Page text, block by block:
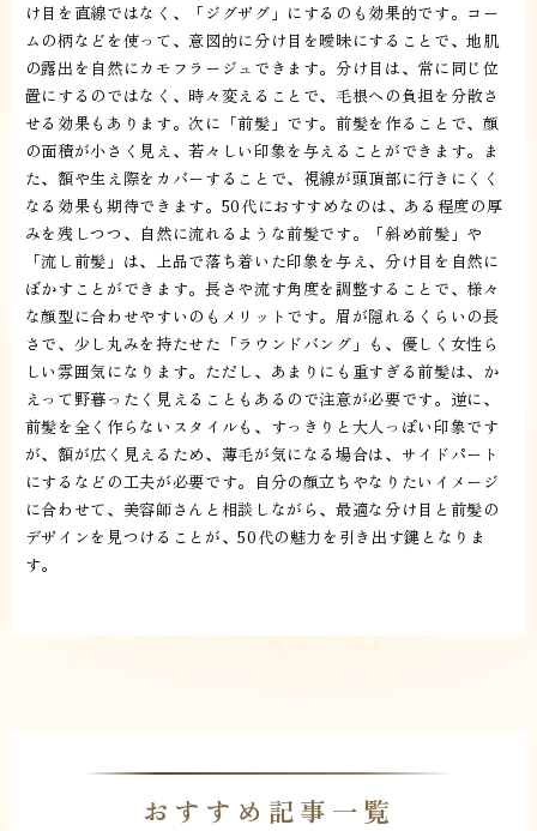
け目を直線ではなく、「ジグザグ」にするのも効果的です。コー
ムの柄などを使って、意図的に分け目を曖昧にすることで、地肌
の露出を自然にカモフラージュできます。分け目は、常に同じ位
置にするのではなく、時々変えることで、毛根への負担を分散さ
せる効果もあります。次に「前髪」です。前髪を作ることで、顔
の面積が小さく見え、若々しい印象を与えることができます。ま
た、額や生え際をカバーすることで、視線が頭頂部に行きにくく
なる効果も期待できます。50代におすすめなのは、ある程度の厚
みを残しつつ、自然に流れるような前髪です。「斜め前髪」や
「流し前髪」は、上品で落ち着いた印象を与え、分け目を自然に
ぼかすことができます。長さや流す角度を調整することで、様々
な顔型に合わせやすいのもメリットです。眉が隠れるくらいの長
さで、少し丸みを持たせた「ラウンドバング」も、優しく女性ら
しい雰囲気になります。ただし、あまりにも重すぎる前髪は、か
えって野暮ったく見えることもあるので注意が必要です。逆に、
前髪を全く作らないスタイルも、すっきりと大人っぽい印象です
が、額が広く見えるため、薄毛が気になる場合は、サイドパート
にするなどの工夫が必要です。自分の顔立ちやなりたいイメージ
に合わせて、美容師さんと相談しながら、最適な分け目と前髪の
デザインを見つけることが、50代の魅力を引き出す鍵となりま
す。
おすすめ記事一覧